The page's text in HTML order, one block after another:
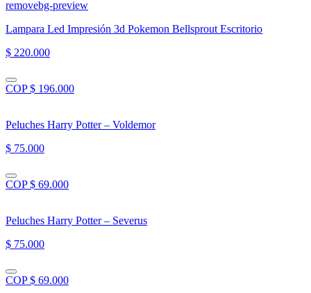
Lampara Led Impresión 3d Pokemon Bellsprout Escritorio
$ 220.000
COP $ 196.000
Peluches Harry Potter – Voldemor
$ 75.000
COP $ 69.000
Peluches Harry Potter – Severus
$ 75.000
COP $ 69.000